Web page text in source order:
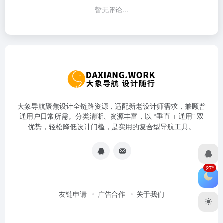
暂无评论...
大象导航聚焦设计全链路资源，适配新老设计师需求，兼顾普
通用户日常所需。分类清晰、资源丰富，以 “垂直 + 通用” 双
优势，轻松降低设计门槛，是实用的复合型导航工具。
友链申请 广告合作 关于我们
27°